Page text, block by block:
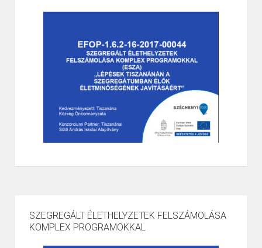
SZEGREGÁLT ÉLETHELYZETEK FELSZÁMOLÁSA
KOMPLEX PROGRAMOKKAL